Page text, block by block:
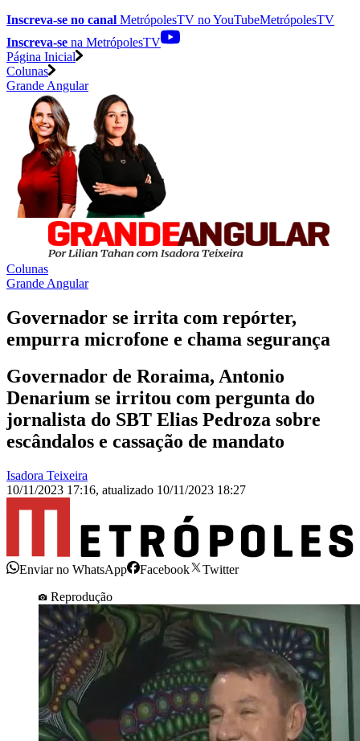
Inscreva-se no canal MetrópolesTV noYouTubeMetrópolesTV
Inscreva-se na MetrópolesTV
Página Inicial
Colunas
Grande Angular
Colunas
Grande Angular
Governador se irrita com repórter,
empurra microfone e chama segurança
Governador de Roraima, Antonio
Denarium se irritou com pergunta do
jornalista do SBT Elias Pedroza sobre
escândalos e cassação de mandato
Isadora Teixeira
10/11/2023 17:16, atualizado 10/11/2023 18:27
Enviar no WhatsApp Facebook
Twitter
Reprodução